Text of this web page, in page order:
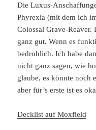
Die Luxus-
Phyrexia (mit dem ich
Colossal Grave-
ganz gut. Wenn es
bedrohlich. Ich habe
nicht ganz sagen, wie
glaube, es könnte noch
aber für’s erste ist es
Decklist auf Moxfield